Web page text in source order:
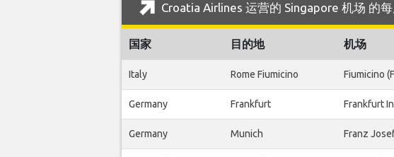
Croatia Airlines 运营的 Singapore 机场 的
国家 目的地 机场
Italy Rome Fiumicino Fiumicino
Germany Frankfurt Frankfurt
Germany Munich Franz